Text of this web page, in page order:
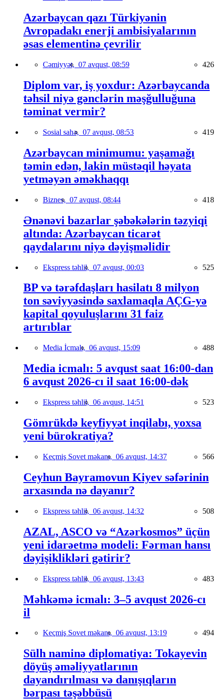
Azərbaycan qazı Türkiyənin
Avropadakı enerji ambisiyalarının
əsas elementinə çevrilir
Cəmiyyət, 07 avqust, 08:59 426
Diplom var, iş yoxdur: Azərbaycanda
təhsil niyə gənclərin məşğulluğuna
təminat vermir?
Sosial sahə, 07 avqust, 08:53 419
Azərbaycan minimumu: yaşamağı
təmin edən, lakin müstəqil həyata
yetməyən əməkhaqqı
Biznes, 07 avqust, 08:44 418
Ənənəvi bazarlar şəbəkələrin təzyiqi
altında: Azərbaycan ticarət
qaydalarını niyə dəyişməlidir
Ekspress təhlil, 07 avqust, 00:03 525
BP və tərəfdaşları hasilatı 8 milyon
ton səviyyəsində saxlamaqla AÇG-yə
kapital qoyuluşlarını 31 faiz
artırıblar
Media İcmalı, 06 avqust, 15:09 488
Media icmalı: 5 avqust saat 16:00-dan
6 avqust 2026-cı il saat 16:00-dək
Ekspress təhlil, 06 avqust, 14:51 523
Gömrükdə keyfiyyət inqilabı, yoxsa
yeni bürokratiya?
Keçmiş Sovet məkanı, 06 avqust, 14:37 566
Ceyhun Bayramovun Kiyev səfərinin
arxasında nə dayanır?
Ekspress təhlil, 06 avqust, 14:32 508
AZAL, ASCO və “Azərkosmos” üçün
yeni idarəetmə modeli: Fərman hansı
dəyişiklikləri gətirir?
Ekspress təhlil, 06 avqust, 13:43 483
Məhkəmə icmalı: 3–5 avqust 2026-cı
il
Keçmiş Sovet məkanı, 06 avqust, 13:19 494
Sülh naminə diplomatiya: Tokayevin
döyüş əməliyyatlarının
dayandırılması və danışıqların
bərpası təşəbbüsü